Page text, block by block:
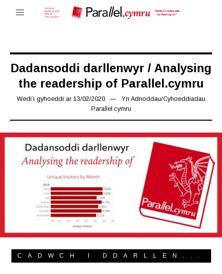
Dadansoddi darllenwyr / Analysing
the readership of Parallel.cymru
Wedi’i gyhoeddi ar 13/02/2020 19/04/2020
Yn Adnoddau/Cyhoeddiadau
Parallel.cymru
CADWCH I DDARLLEN...